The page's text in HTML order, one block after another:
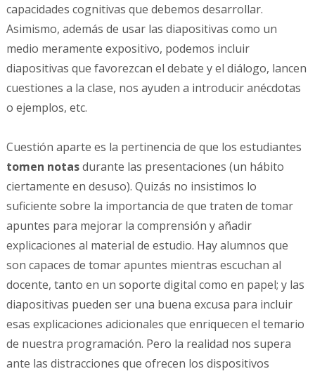
capacidades cognitivas que debemos desarrollar.
Asimismo, además de usar las diapositivas como un
medio meramente expositivo, podemos incluir
diapositivas que favorezcan el debate y el diálogo, lancen
cuestiones a la clase, nos ayuden a introducir anécdotas
o ejemplos, etc.
Cuestión aparte es la pertinencia de que los estudiantes
tomen notasdurante las presentaciones (un hábito
ciertamente en desuso). Quizás no insistimos lo
suficiente sobre la importancia de que traten de tomar
apuntes para mejorar la comprensión y añadir
explicaciones al material de estudio. Hay alumnos que
son capaces de tomar apuntes mientras escuchan al
docente, tanto en un soporte digital como en papel; y las
diapositivas pueden ser una buena excusa para incluir
esas explicaciones adicionales que enriquecen el temario
de nuestra programación. Pero la realidad nos supera
ante las distracciones que ofrecen los dispositivos